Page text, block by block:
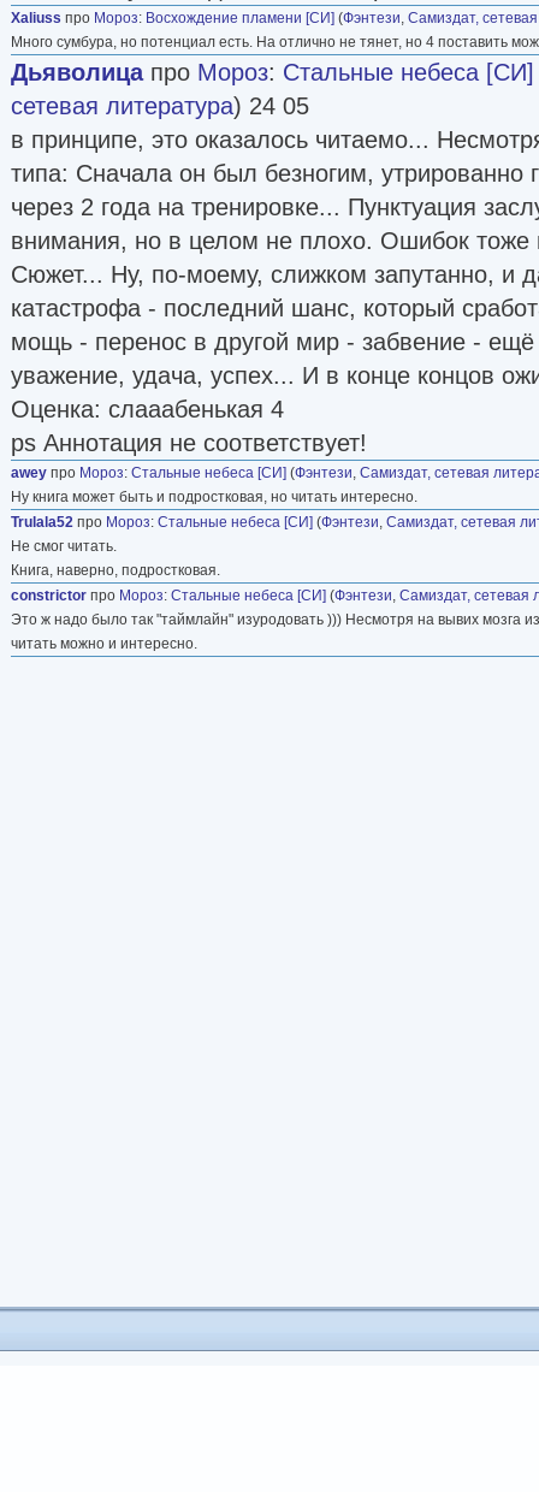
Xaliuss про Мороз: Восхождение пламени [СИ] (Фэнтези, Самиздат,
Много сумбура, но потенциал есть. На отлично не тянет, но 4 поставить
Дьяволицапро Мороз: Стальные небеса [СИ]
сетевая литература) 24 05
в принципе, это оказалось читаемо...
типа: Сначала он был безногим, утрированно
через 2 года на тренировке... Пунктуация
внимания, но в целом не плохо. Ошибок тоже
Сюжет... Ну, по-моему, слижком запутанно, и
катастрофа - последний шанс, который
мощь - перенос в другой мир - забвение -
уважение, удача, успех... И в конце концов
Оценка: слааабенькая 4
ps Аннотация не соответствует!
awey про Мороз: Стальные небеса [СИ] (Фэнтези, Самиздат, сетевая
Ну книга может быть и подростковая, но читать интересно.
Trulala52 про Мороз: Стальные небеса [СИ] (Фэнтези, Самиздат, сетевая
Не смог читать.
Книга, наверно, подростковая.
constrictor про Мороз: Стальные небеса [СИ] (Фэнтези, Самиздат, сетевая
Это ж надо было так "таймлайн" изуродовать ))) Несмотря на вывих мозга
читать можно и интересно.